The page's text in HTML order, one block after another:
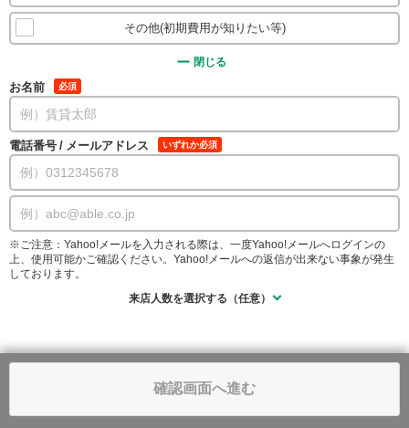
その他(初期費用が知りたい等)
閉じる
お名前 必須
電話番号 / メールアドレス いずれか必須
※ご注意：Yahoo!メールを入力される際は、一度Yahoo!メールへログインの
上、使用可能かご確認ください。Yahoo!メールへの返信が出来ない事象が発生
しております。
来店人数を選択する（任意）
確認画面へ進む